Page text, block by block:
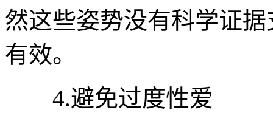
然这些姿势没有科学证
有效。
4.避免过度性爱